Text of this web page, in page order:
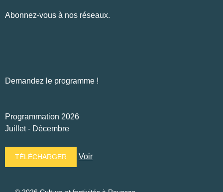
Abonnez-vous à nos réseaux.
Demandez le programme !
Programmation 2026
Juillet - Décembre
TÉLÉCHARGER Voir